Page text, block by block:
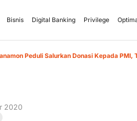
Bisnis Digital Banking Privilege
Peduli Salurkan Donasi Kepada
2020